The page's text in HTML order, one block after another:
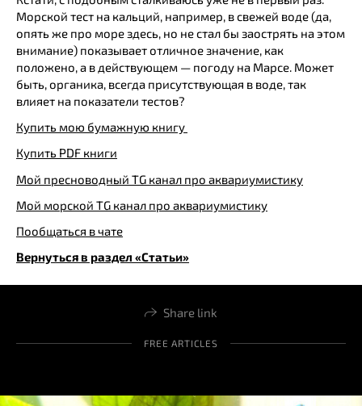
Морской тест на кальций, например, в свежей воде (да,
опять же про море здесь, но не стал бы заострять на этом
внимание) показывает отличное значение, как
положено, а в действующем — погоду на Марсе. Может
быть, органика, всегда присутствующая в воде, так
влияет на показатели тестов?
Купить мою бумажную книгу
Купить PDF книги
Мой пресноводный TG канал про аквариумистику
Мой морской TG канал про аквариумистику
Пообщаться в чате
Вернуться в раздел «Статьи»
Share link
FREE ARTICLES